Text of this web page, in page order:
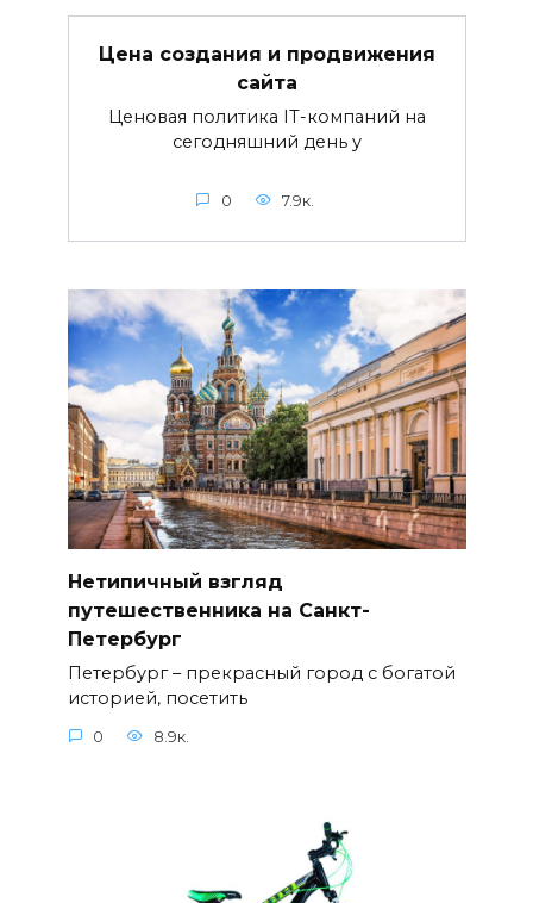
Цена создания и продвижения
сайта
Ценовая политика IT-компаний на
сегодняшний день у
0 7.9к.
Нетипичный взгляд
путешественника на Санкт-
Петербург
Петербург – прекрасный город с богатой
историей, посетить
0 8.9к.